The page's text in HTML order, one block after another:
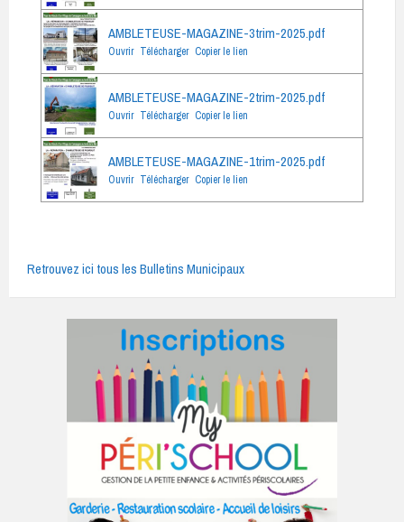
AMBLETEUSE-MAGAZINE-3trim-2025.pdf
Ouvrir Télécharger Copier le lien
AMBLETEUSE-MAGAZINE-2trim-2025.pdf
Ouvrir Télécharger Copier le lien
AMBLETEUSE-MAGAZINE-1trim-2025.pdf
Ouvrir Télécharger Copier le lien
Retrouvez ici tous les Bulletins Municipaux